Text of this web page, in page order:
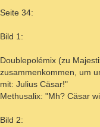
Seite 34:
Bild 1:
Doublepolémix (zu
zusammenkommen, um
mit: Julius Cäsar!"
Methusalix: "Mh? Cäsar
Bild 2: